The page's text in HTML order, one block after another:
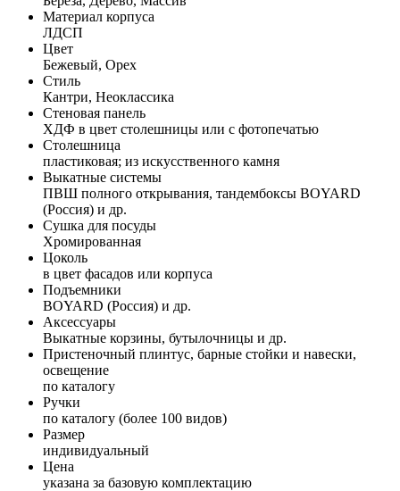
Материал корпуса
ЛДСП
Цвет
Бежевый, Орех
Стиль
Кантри, Неоклассика
Стеновая панель
ХДФ в цвет столешницы или с фотопечатью
Столешница
пластиковая; из искусственного камня
Выкатные системы
ПВШ полного открывания, тандембоксы BOYARD
(Россия) и др.
Сушка для посуды
Хромированная
Цоколь
в цвет фасадов или корпуса
Подъемники
BOYARD (Россия) и др.
Аксессуары
Выкатные корзины, бутылочницы и др.
Пристеночный плинтус, барные стойки и навески,
освещение
по каталогу
Ручки
по каталогу (более 100 видов)
Размер
индивидуальный
Цена
указана за базовую комплектацию